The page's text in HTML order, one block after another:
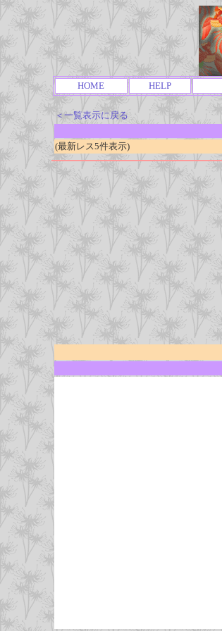
HOME HELP
＜一覧表示に戻る
(最新レス5件表示)